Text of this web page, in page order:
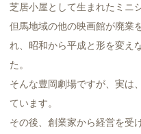
芝居小屋として生まれたミニ
但馬地域の他の映画館が廃業
れ、昭和から平成と形を変え
た。
そんな豊岡劇場ですが、実は
ています。
その後、創業家から経営を受